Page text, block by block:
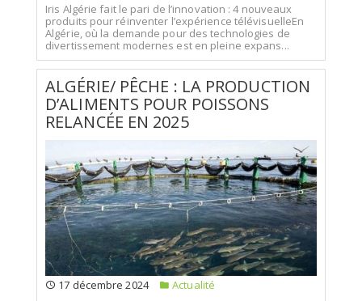
Iris Algérie fait le pari de l’innovation : 4 nouveaux
produits pour réinventer l’expérience télévisuelleEn
Algérie, où la demande pour des technologies de
divertissement modernes est en pleine expans...
ALGÉRIE/ PÊCHE : LA PRODUCTION
D’ALIMENTS POUR POISSONS
RELANCÉE EN 2025
17 décembre 2024
Actualité